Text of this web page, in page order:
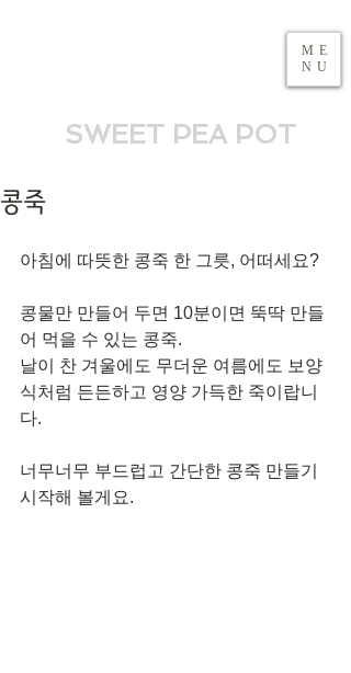
SWEET PEA POT
ME
NU
콩죽
아침에 따뜻한 콩죽 한 그릇, 어떠세요?
콩물만 만들어 두면 10분이면 뚝딱 만들
어 먹을 수 있는 콩죽.
날이 찬 겨울에도 무더운 여름에도 보양
식처럼 든든하고 영양 가득한 죽이랍니
다.
너무너무 부드럽고 간단한 콩죽 만들기
시작해 볼게요.